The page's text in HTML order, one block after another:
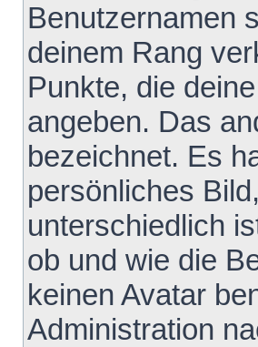
Benutzernamen
deinem Rang
Punkte, die
angeben. Das
bezeichnet. Es
persönliches
unterschiedlich
ob und wie die
keinen Avatar
Administration